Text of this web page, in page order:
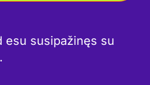
esu susipažinęs su
.